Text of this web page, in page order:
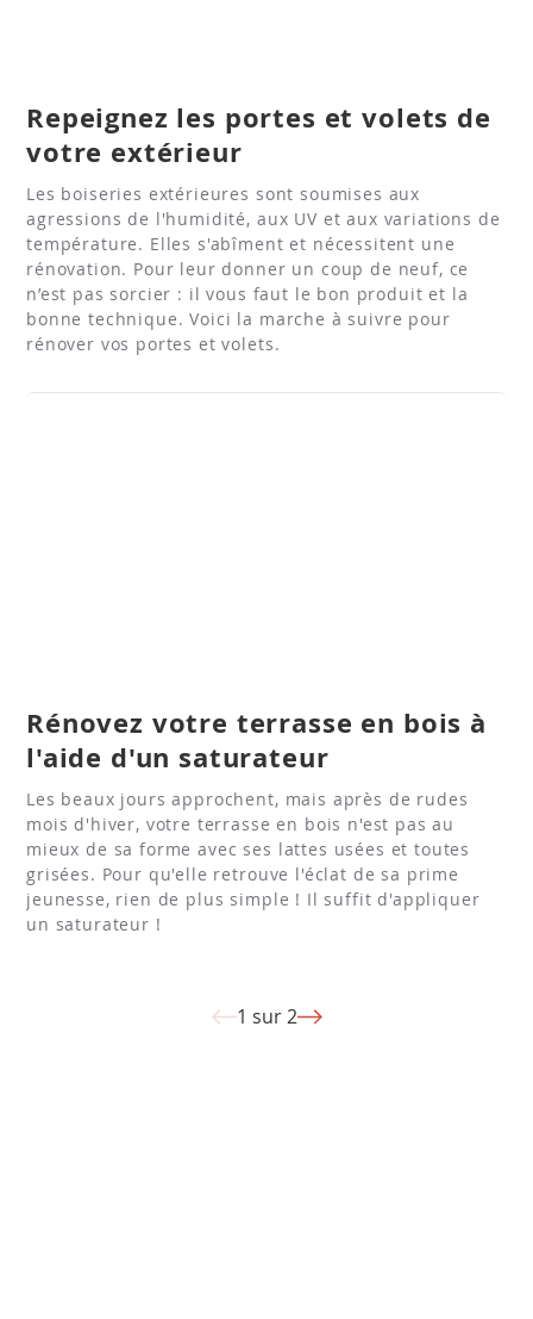
Repeignez les portes et volets de
votre extérieur
Les boiseries extérieures sont soumises aux
agressions de l'humidité, aux UV et aux variations de
température. Elles s'abîment et nécessitent une
rénovation. Pour leur donner un coup de neuf, ce
n’est pas sorcier : il vous faut le bon produit et la
bonne technique. Voici la marche à suivre pour
rénover vos portes et volets.
Rénovez votre terrasse en bois à
l'aide d'un saturateur
Les beaux jours approchent, mais après de rudes
mois d'hiver, votre terrasse en bois n'est pas au
mieux de sa forme avec ses lattes usées et toutes
grisées. Pour qu'elle retrouve l'éclat de sa prime
jeunesse, rien de plus simple ! Il suffit d'appliquer
un saturateur !
1 sur 2